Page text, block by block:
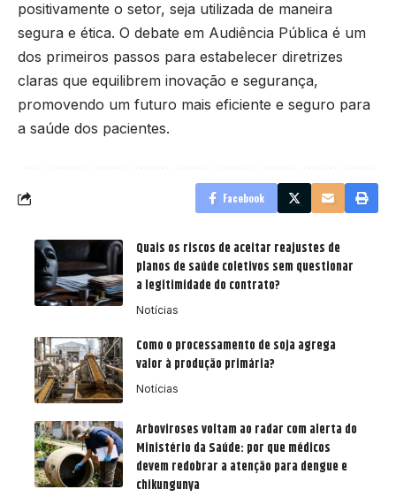
positivamente o setor, seja utilizada de maneira
segura e ética. O debate em Audiência Pública é um
dos primeiros passos para estabelecer diretrizes
claras que equilibrem inovação e segurança,
promovendo um futuro mais eficiente e seguro para
a saúde dos pacientes.
Facebook
Quais os riscos de aceitar reajustes de
planos de saúde coletivos sem questionar
a legitimidade do contrato?
Notícias
Como o processamento de soja agrega
valor à produção primária?
Notícias
Arboviroses voltam ao radar com alerta do
Ministério da Saúde: por que médicos
devem redobrar a atenção para dengue e
chikungunya